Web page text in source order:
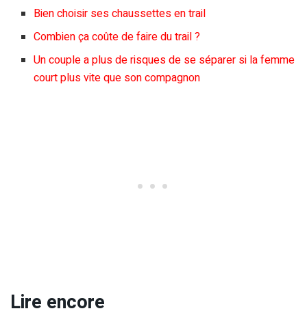
Bien choisir ses chaussettes en trail
Combien ça coûte de faire du trail ?
Un couple a plus de risques de se séparer si la femme
court plus vite que son compagnon
Lire encore